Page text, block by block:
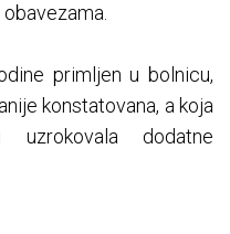
primljen u bolnicu,
konstatovana, a koja
dodatne